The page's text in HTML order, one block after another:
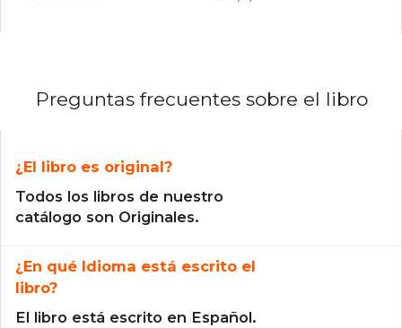
Preguntas frecuentes sobre el libro
¿El libro es original?
Todos los libros de nuestro
catálogo son Originales.
¿En qué Idioma está escrito el
libro?
El libro está escrito en Español.